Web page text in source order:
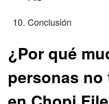
Conclusión
¿Por qué
personas